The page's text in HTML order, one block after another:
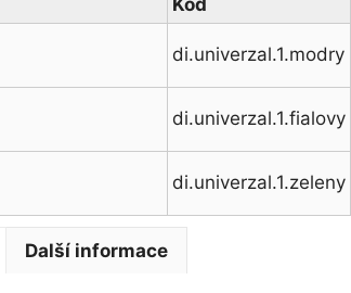
Kód
di.univerzal.1.modry
di.univerzal.1.fialovy
di.univerzal.1.zeleny
Další informace